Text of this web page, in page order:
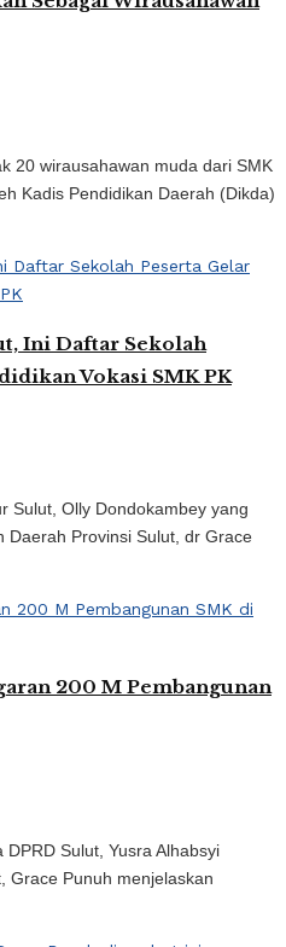
20 wirausahawan muda dari SMK
Kadis Pendidikan Daerah (Dikda)
Ini Daftar Sekolah
Vokasi SMK PK
Sulut, Olly Dondokambey yang
Daerah Provinsi Sulut, dr Grace
200 M Pembangunan
Sulut, Yusra Alhabsyi
Grace Punuh menjelaskan